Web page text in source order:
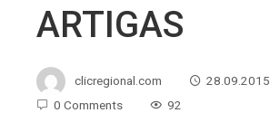
ARTIGAS
clicregional.com
28.09.2015
0 Comments
92